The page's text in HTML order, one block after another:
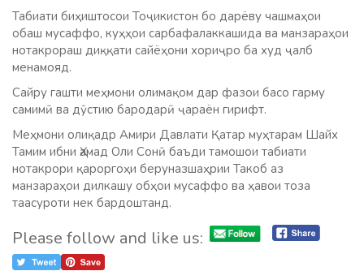
Табиати биҳиштосои Тоҷикистон бо дарёву чашмаҳои
обаш мусаффо, куҳҳои сарбафалаккашида ва манзараҳои
нотакрораш диққати сайёҳони хориҷро ба худ ҷалб
менамояд.
Сайру гашти меҳмони олимақом дар фазои басо гарму
самимӣ ва дӯстию бародарӣ ҷараён гирифт.
Меҳмони олиқадр Амири Давлати Қатар муҳтарам Шайх
Тамим ибни Ҳамад Оли Сонӣ баъди тамошои табиати
нотакрори қароргоҳи беруназшаҳрии Такоб аз
манзараҳои дилкашу обҳои мусаффо ва ҳавои тоза
таасуроти нек бардоштанд.
Please follow and like us: